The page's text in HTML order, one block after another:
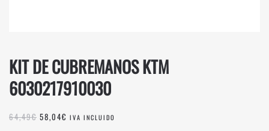
KIT DE CUBREMANOS KTM
6030217910030
64,49€ EL
58,04€ EL
IVA INCLUIDO